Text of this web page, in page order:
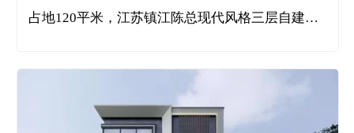
占地120平米，江苏镇江陈总现代风格三层自建别墅-0078